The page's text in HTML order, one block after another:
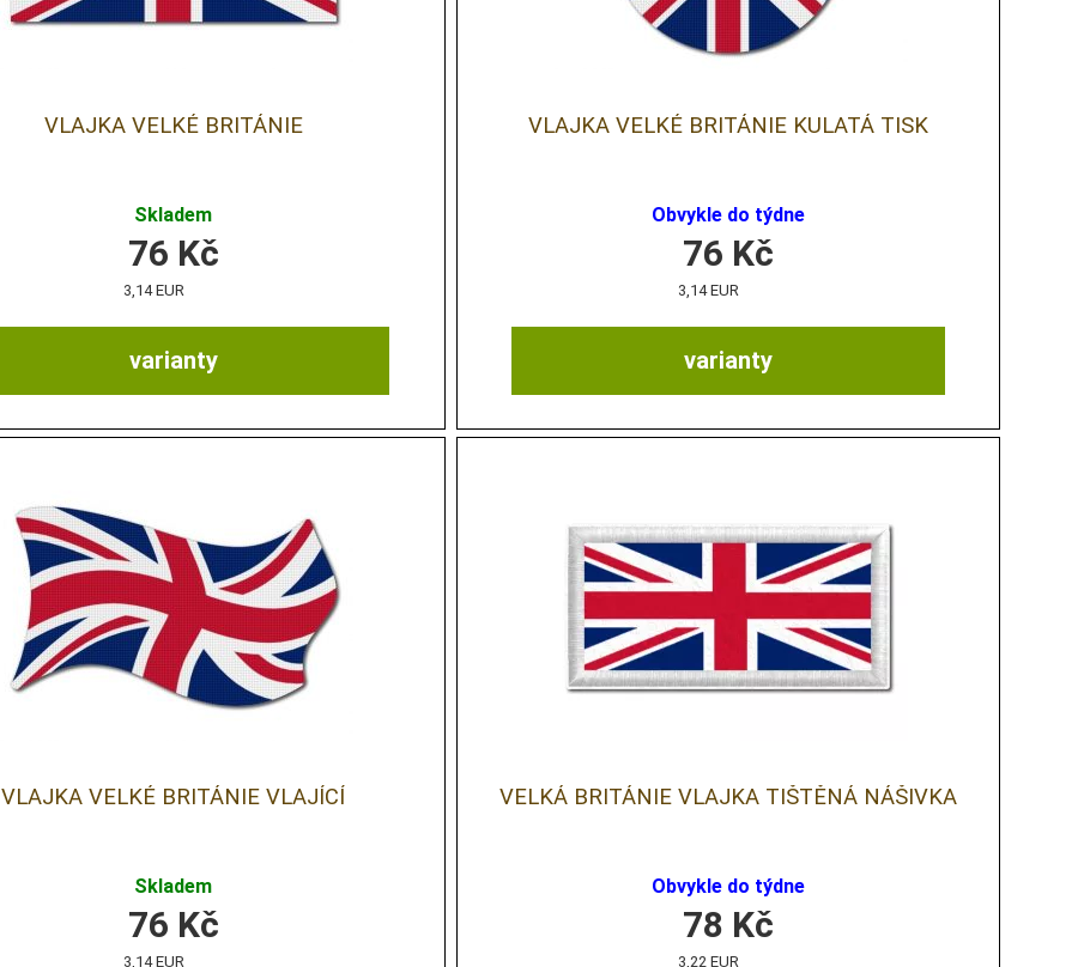
VLAJKA VELKÉ BRITÁNIE
Skladem
varianty
76 Kč
3,14 EUR
VLAJKA VELKÉ BRITÁNIE KULATÁ TISK
Obvykle do týdne
varianty
76 Kč
3,14 EUR
VLAJKA VELKÉ BRITÁNIE VLAJÍCÍ
Skladem
76 Kč
3,14 EUR
VELKÁ BRITÁNIE VLAJKA TIŠTĚNÁ NÁŠIVKA
Obvykle do týdne
78 Kč
3,22 EUR